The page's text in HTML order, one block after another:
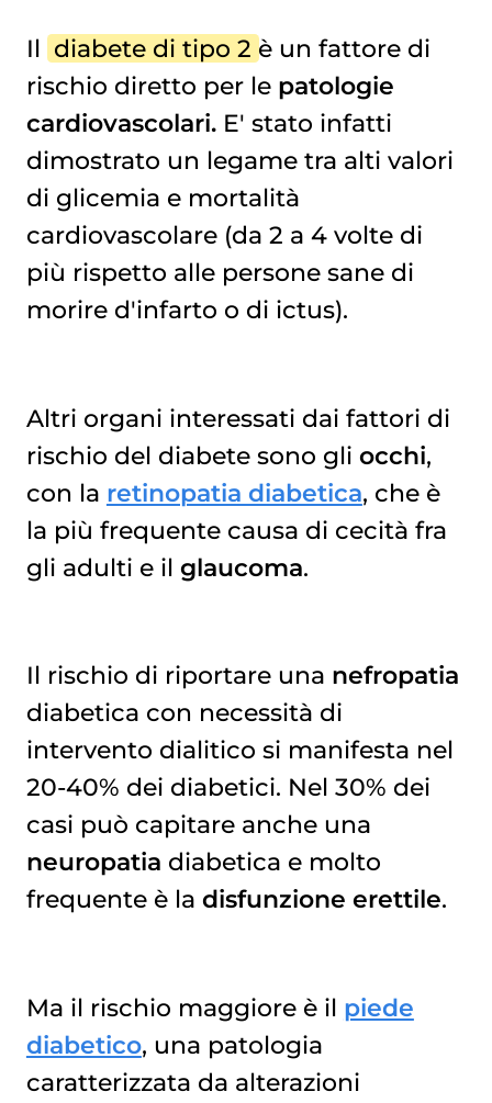
Il diabete di tipo 2 è un fattore di
rischio diretto per le patologie
cardiovascolari.E' stato infatti
dimostrato un legame tra alti valori
di glicemia e mortalità
cardiovascolare (da 2 a 4 volte di
più rispetto alle persone sane di
morire d'infarto o di ictus).
Altri organi interessati dai fattori di
rischio del diabete sono gli occhi,
con la retinopatia diabetica, che è
la più frequente causa di cecità fra
gli adulti e il glaucoma.
Il rischio di riportare una nefropatia
diabetica con necessità di
intervento dialitico si manifesta nel
20-40% dei diabetici. Nel 30% dei
casi può capitare anche una
neuropatia diabetica e molto
frequente è la disfunzione erettile.
Ma il rischio maggiore è il piede
diabetico, una patologia
caratterizzata da alterazioni